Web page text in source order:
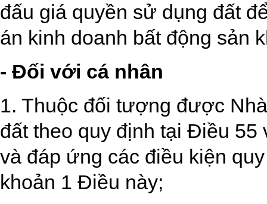
đấu giá quyền sử dụng đất
án kinh doanh bất động sản
- Đối với cá nhân
1. Thuộc đối tượng được
đất theo quy định tại Điều
và đáp ứng các điều kiện
khoản 1 Điều này;